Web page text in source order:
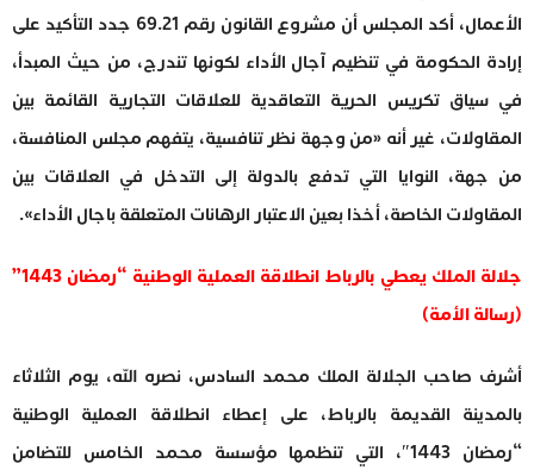
الأعمال، أكد المجلس أن مشروع القانون رقم 69.21 جدد التأكيد على
إرادة الحكومة في تنظيم آجال الأداء لكونها تندرج، من حيث المبدأ،
في سياق تكريس الحرية التعاقدية للعلاقات التجارية القائمة بين
المقاولات، غير أنه «من وجهة نظر تنافسية، يتفهم مجلس المنافسة،
من جهة، النوايا التي تدفع بالدولة إلى التدخل في العلاقات بين
المقاولات الخاصة، أخذا بعين الاعتبار الرهانات المتعلقة باجال الأداء».
جلالة الملك يعطي بالرباط انطلاقة العملية الوطنية “رمضان 1443”
(رسالة الأمة)
أشرف صاحب الجلالة الملك محمد السادس، نصره الله، يوم الثلاثاء
بالمدينة القديمة بالرباط، على إعطاء انطلاقة العملية الوطنية
“رمضان 1443″، التي تنظمها مؤسسة محمد الخامس للتضامن